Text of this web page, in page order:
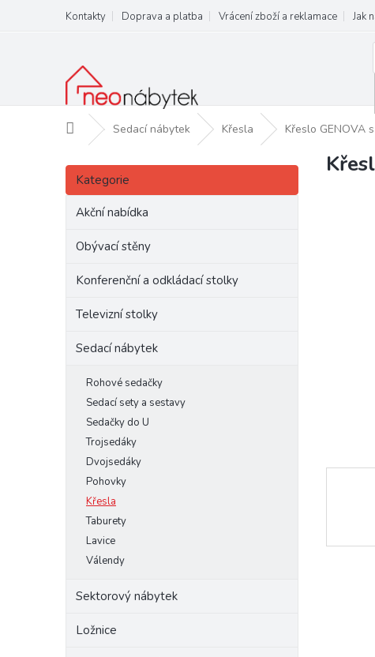
obsah
Kontakty Doprava a platba Vrácení zboží a reklamace Jak
Domů Sedací nábytek Křesla Křeslo GENOVA
P
s
Přeskočit
kategorie
Kategorie
Akční nabídka
Obývací stěny
Konferenční a odkládací stolky
Televizní stolky
Sedací nábytek
Rohové sedačky
Sedací sety a sestavy
Sedačky do U
Trojsedáky
Dvojsedáky
Pohovky
Křesla
Taburety
Lavice
Válendy
Sektorový nábytek
Ložnice